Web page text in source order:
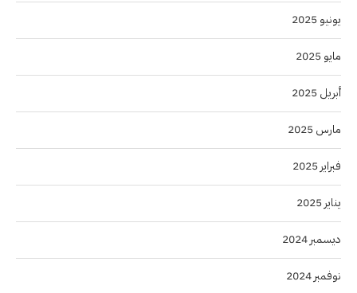
يونيو 2025
مايو 2025
أبريل 2025
مارس 2025
فبراير 2025
يناير 2025
ديسمبر 2024
نوفمبر 2024